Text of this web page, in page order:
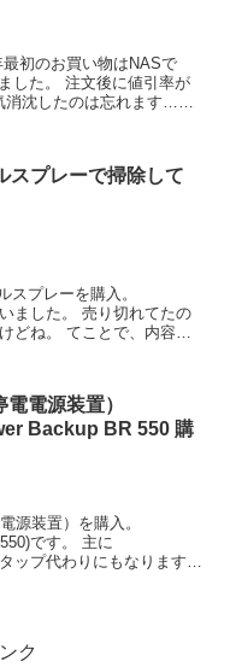
初のお買い物はNASで
した。 注文後に値引率が
消沈したのは忘れます…。
スプレーで掃除して
スプレーを購入。
ました。 売り切れてたの
どね。 てことで、内容物
電源装置）
Backup BR 550 購
源装置）を購入。
です。 主に
ップ代わりにもなります。
ク